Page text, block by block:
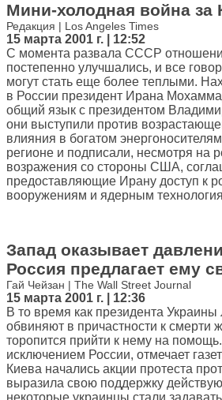
Мини-холодная война за
Редакция | Los Angeles Times
15 марта 2001 г. | 12:52
С момента развала СССР
постепенно улучшались, и все
могут стать еще более теплыми.
в России президент Ирана
общий язык с президентом
они выступили против
влияния в богатом
регионе и подписали, несмотря на
возражения со стороны США,
предоставляющие Ирану доступ к
вооружениям и ядерным
Запад оказывает
Россия предлагает ему
Гай Чейзан | The Wall Street Journal
15 марта 2001 г. | 12:36
В то время как президента
обвиняют в причастности к смерти
торопится прийти к нему на
исключением России, отмечает
Киева начались акции протеста
выразила свою поддержку
некоторые украинцы стали